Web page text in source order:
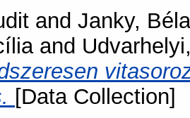
and Janky, Béla
and
[Data Collection]